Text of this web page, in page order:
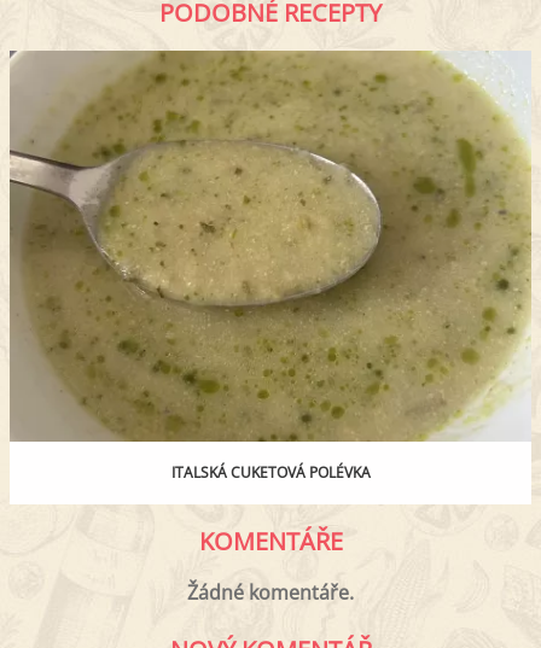
PODOBNÉ RECEPTY
ITALSKÁ CUKETOVÁ POLÉVKA
KOMENTÁŘE
Žádné komentáře.